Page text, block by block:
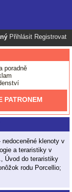
Přihlásit Registrovat
poradně
PATRONEM
klenoty v
a teraristiky v
Úvod do teraristiky
rodu Porcellio;